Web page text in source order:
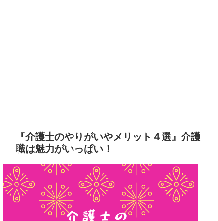
『介護士のやりがいやメリット４選』介護
職は魅力がいっぱい！